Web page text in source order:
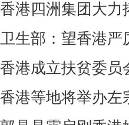
香港四洲集团大力
卫生部：望香港严
香港成立扶贫委员
香港等地将举办左